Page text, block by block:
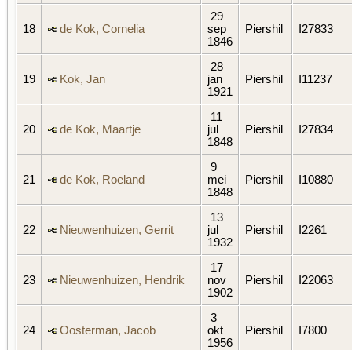
18 de Kok, Cornelia
29
sep
1846
Piershil I27833
19 Kok, Jan
28
jan
1921
Piershil I11237
20 de Kok, Maartje
11
jul
1848
Piershil I27834
21 de Kok, Roeland
9
mei
1848
Piershil I10880
22 Nieuwenhuizen, Gerrit
13
jul
1932
Piershil I2261
23 Nieuwenhuizen, Hendrik
17
nov
1902
Piershil I22063
24 Oosterman, Jacob
3
okt
1956
Piershil I7800